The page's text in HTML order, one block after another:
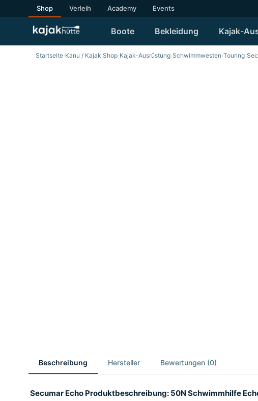
Shop Verleih Academy Events
Boote Bekleidung Kajak-
Startseite›Kanu / Kajak Shop›Kajak-Ausrüstung›Schwimmwesten›Touring›
Beschreibung Hersteller Bewertungen (0)
Secumar Echo Produktbeschreibung: 50N Schwimmhilfe